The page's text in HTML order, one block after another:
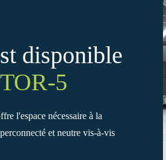
disponible
TOR-5
l'espace nécessaire à la
et neutre vis-à-vis